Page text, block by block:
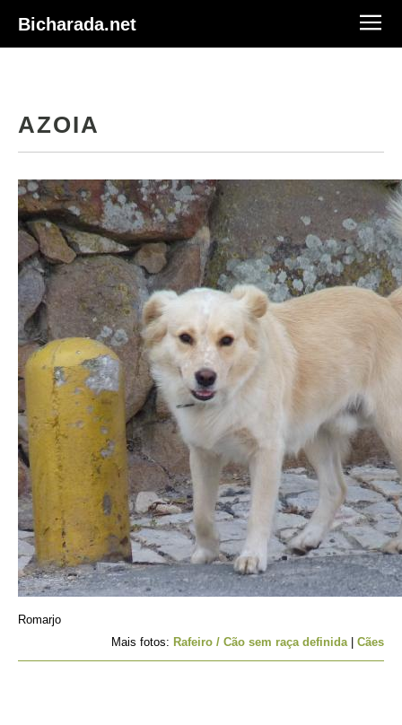
Bicharada.net
AZOIA
Romarjo
Mais fotos: Rafeiro / Cão sem raça definida| Cães